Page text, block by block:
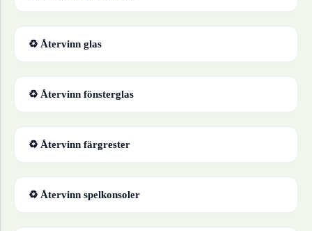
♻ Återvinn glas
♻ Återvinn fönsterglas
♻ Återvinn färgrester
♻ Återvinn spelkonsoler